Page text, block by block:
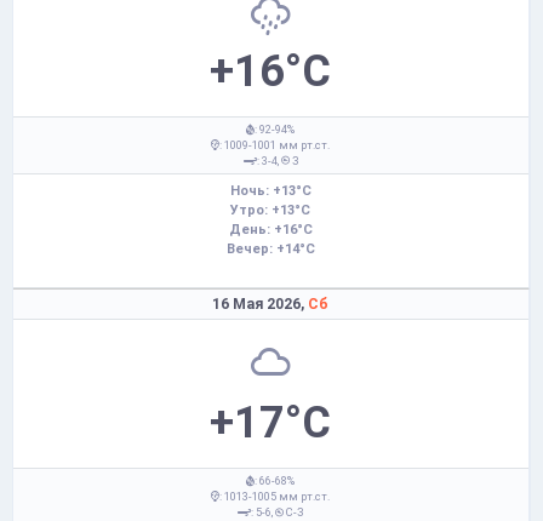
+16°C
: 92-94%
: 1009-1001 мм рт.ст.
: 3-4,
З
Ночь: +13°C
Утро: +13°C
День: +16°C
Вечер: +14°C
16 Мая 2026, Сб
+17°C
: 66-68%
: 1013-1005 мм рт.ст.
: 5-6,
С-З